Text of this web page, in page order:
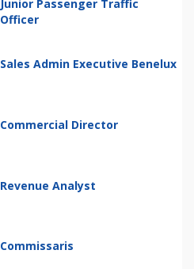
Junior Passenger Traffic
Officer
Sales Admin Executive Benelux
Commercial Director
Revenue Analyst
Commissaris